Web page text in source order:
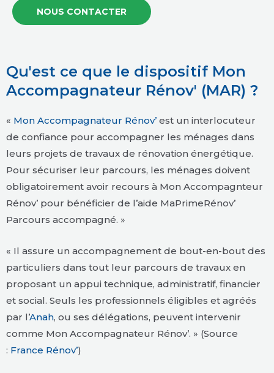
NOUS CONTACTER
Qu'est ce que le dispositif Mon
Accompagnateur Rénov' (MAR) ?
« Mon Accompagnateur Rénov’ est un interlocuteur
de confiance pour accompagner les ménages dans
leurs projets de travaux de rénovation énergétique.
Pour sécuriser leur parcours, les ménages doivent
obligatoirement avoir recours à Mon Accompagnteur
Rénov’ pour bénéficier de l’aide MaPrimeRénov’
Parcours accompagné. »
« Il assure un accompagnement de bout-en-bout des
particuliers dans tout leur parcours de travaux en
proposant un appui technique, administratif, financier
et social. Seuls les professionnels éligibles et agréés
par l’Anah, ou ses délégations, peuvent intervenir
comme Mon Accompagnateur Rénov’. » (Source
: France Rénov’)